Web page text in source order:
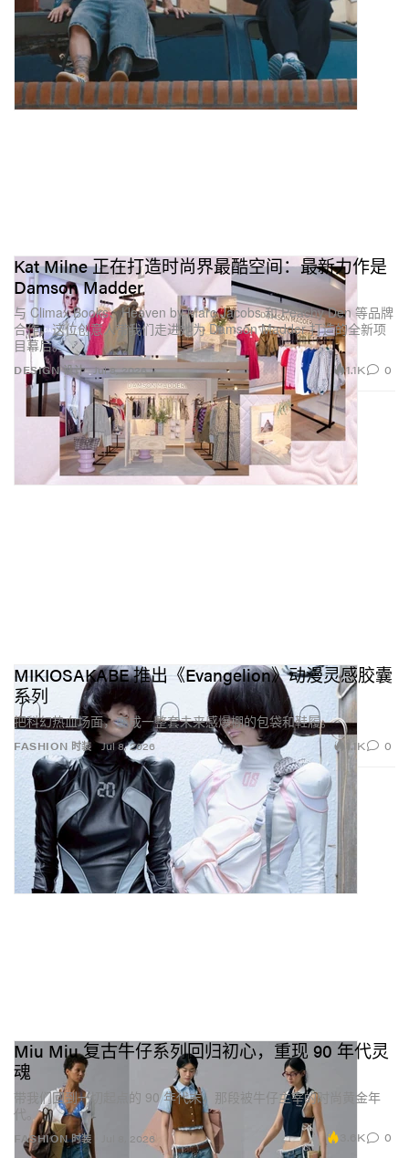
DESIGN 设计
Kat Milne 正在打造时尚界最酷空间：最新力作是
Damson Madder
与 Climax Books、Heaven by Marc Jacobs 和 Peachy Den 等品牌
合作，这位创意人带我们走进她为 Damson Madder 打造的全新项
目幕后。
Jul 8, 2026 1.1K 0
FASHION 时装
MIKIOSAKABE 推出《Evangelion》动漫灵感胶囊
系列
把科幻热血场面，变成一整套未来感爆棚的包袋和鞋履。
Jul 8, 2026 1.1K 0
FASHION 时装
Miu Miu 复古牛仔系列回归初心，重现 90 年代灵
魂
带我们回到一切起点的 90 年代末，那段被牛仔主宰的时尚黄金年
代。
Jul 8, 2026 3.6K 0